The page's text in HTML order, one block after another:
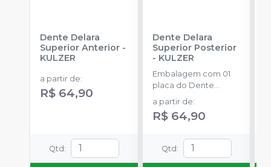
Dente Delara
Superior Anterior -
KULZER
a partir de:
R$ 64,90
Qtd :
Dente Delara
Superior Posterior
- KULZER
Embalagem com 01
placa do Dente
Delara Kulzer.
a partir de:
R$ 64,90
Qtd :